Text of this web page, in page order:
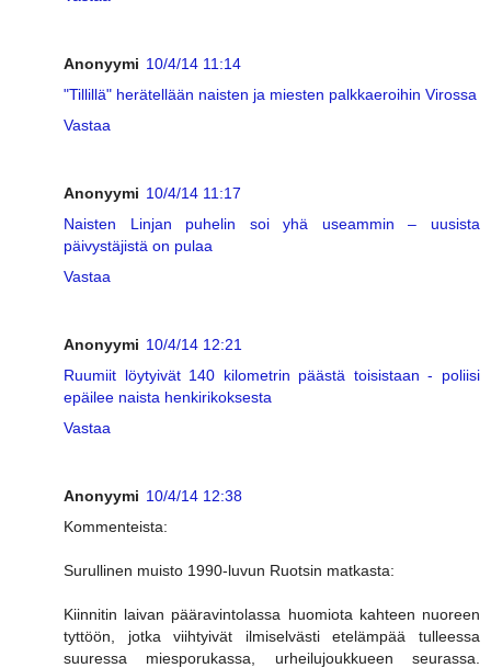
Anonyymi 10/4/14 11:14
"Tillillä" herätellään naisten ja miesten palkkaeroihin Virossa
Vastaa
Anonyymi 10/4/14 11:17
Naisten Linjan puhelin soi yhä useammin – uusista
päivystäjistä on pulaa
Vastaa
Anonyymi 10/4/14 12:21
Ruumiit löytyivät 140 kilometrin päästä toisistaan - poliisi
epäilee naista henkirikoksesta
Vastaa
Anonyymi 10/4/14 12:38
Kommenteista:
Surullinen muisto 1990-luvun Ruotsin matkasta:
Kiinnitin laivan pääravintolassa huomiota kahteen nuoreen
tyttöön, jotka viihtyivät ilmiselvästi etelämpää tulleessa
suuressa miesporukassa, urheilujoukkueen seurassa.